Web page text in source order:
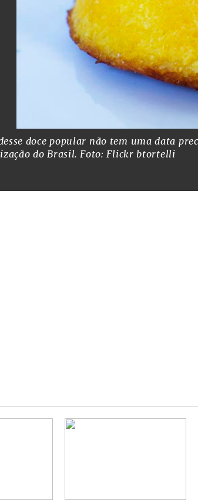
doce popular não tem uma data
do Brasil. Foto: Flickr btortelli